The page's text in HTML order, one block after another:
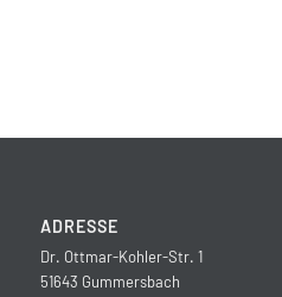
ADRESSE
Dr. Ottmar-Kohler-Str. 1
51643 Gummersbach